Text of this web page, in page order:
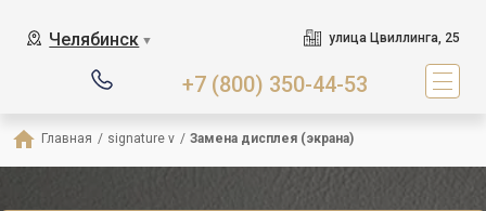
Челябинск ▼ улица Цвиллинга, 25
+7 (800) 350-44-53
Главная / signature v / Замена дисплея (экрана)